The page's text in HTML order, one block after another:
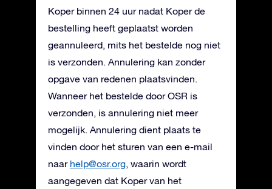
Koper binnen 24 uur nadat Koper de
bestelling heeft geplaatst worden
geannuleerd, mits het bestelde nog niet
is verzonden. Annulering kan zonder
opgave van redenen plaatsvinden.
Wanneer het bestelde door OSR is
verzonden, is annulering niet meer
mogelijk. Annulering dient plaats te
vinden door het sturen van een e-mail
naar help@osr.org, waarin wordt
aangegeven dat Koper van het